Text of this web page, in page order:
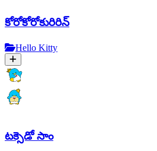
కోరోకోరోకురిరిన్
Hello Kitty
టక్సెడో సాం